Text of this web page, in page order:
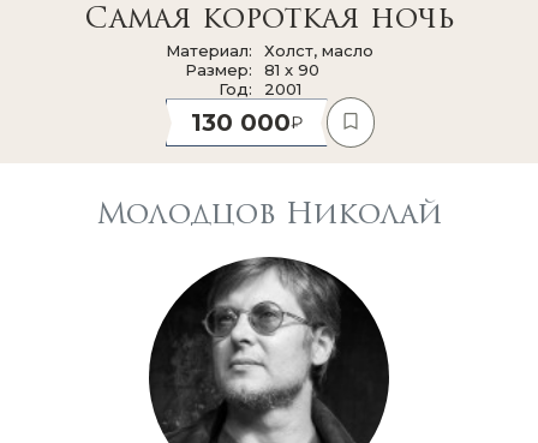
Самая короткая ночь
Материал
Холст, масло
Размер
81 x 90
Год
2001
130 000
Молодцов Николай